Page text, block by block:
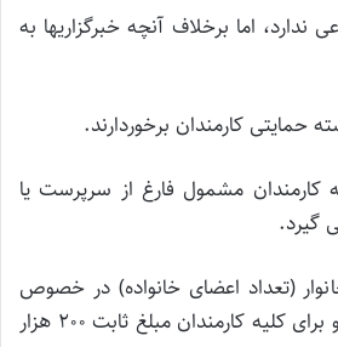
ندارد، اما برخلاف آنچه خبرگزاریها به
حمایتی کارمندان برخوردارند.
مشمول فارغ از سرپرست یا
گیرد.
(تعداد اعضای خانواده) در خصوص
کارمندان اهمیتی ندارد و برای کلیه کارمندان مبلغ ثابت 200 هزار